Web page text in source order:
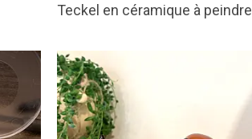
Teckel en céramique à peindre